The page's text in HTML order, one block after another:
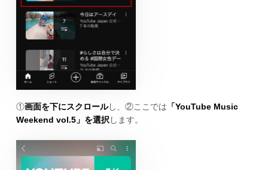
①画面を下にスクロールし、②ここでは 「YouTube Music
Weekend vol.5」を選択 します。